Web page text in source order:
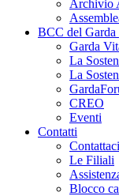
Archivio
BCC del Garda
Garda
La
La
CREO
Eventi
Contatti
Contattaci
Le Filiali
Blocco